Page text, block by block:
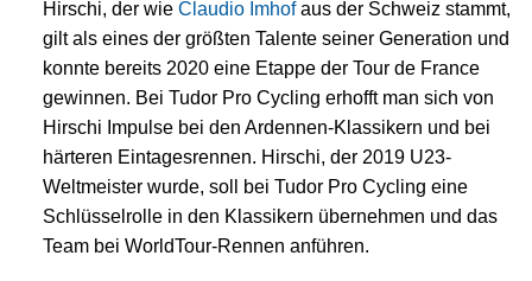
Hirschi, der wie Claudio Imhofaus der Schweiz stammt,
gilt als eines der größten Talente seiner Generation und
konnte bereits 2020 eine Etappe der Tour de France
gewinnen. Bei Tudor Pro Cycling erhofft man sich von
Hirschi Impulse bei den Ardennen-Klassikern und bei
härteren Eintagesrennen. Hirschi, der 2019 U23-
Weltmeister wurde, soll bei Tudor Pro Cycling eine
Schlüsselrolle in den Klassikern übernehmen und das
Team bei WorldTour-Rennen anführen.